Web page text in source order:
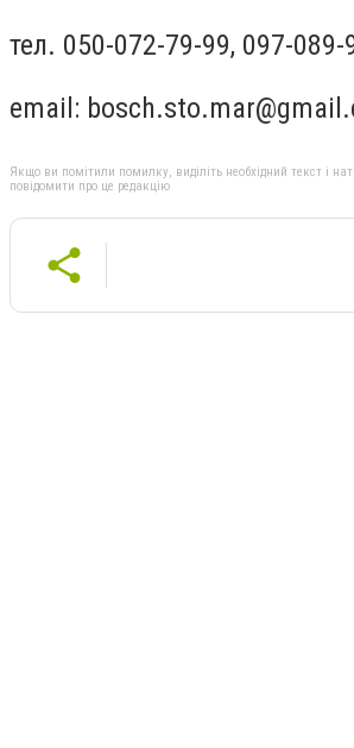
тел. 050-072-79-99, 097-089-
email:
Якщо ви помітили помилку, виділіть необхідний текст і
повідомити про це редакцію